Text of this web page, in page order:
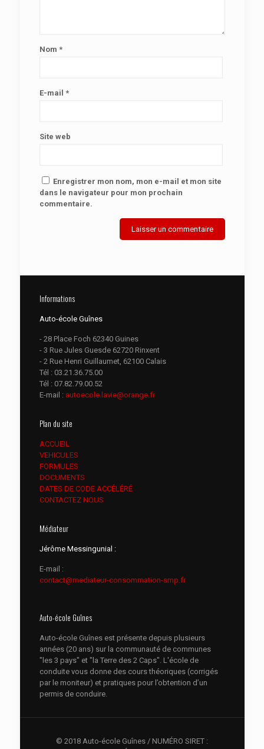
Nom *
E-mail *
Site web
Enregistrer mon nom, mon e-mail et mon site
dans le navigateur pour mon prochain
commentaire.
Informations
Auto-école Guînes
- 28 Place Foch 62340 Guines
- 3 Rue Jules Guesde 62720 Rinxent
- 2 Rue Henri Guillaumet, 62100 Calais
Tél : 03.21.36.75.00
Tél : 07.82.79.00.52
E-mail : autoecole.lavie@orange.fr
Plan du site
ACCUEIL
VEHICULES
FORMULES
DOCUMENTS
DATES DE CODE ACCÉLÉRÉ
CONTACTEZ NOUS
Médiateur
Jérôme Messingunial :
E-mail :
contact@mediateur-consommation-smp.fr
Auto-école Guînes
Auto-école Guînes est présente depuis plusieurs
années (20 ans) sur la communauté de communes
"les 3 pays" et "la Terre des 2 Caps". L'école de
conduite vous donne des cours théoriques (corrigés
par le moniteur) et pratiques pour l’obtention d’un
permis de conduire.
© 2018 Auto-école Guînes / NUMÉRO SIRET :